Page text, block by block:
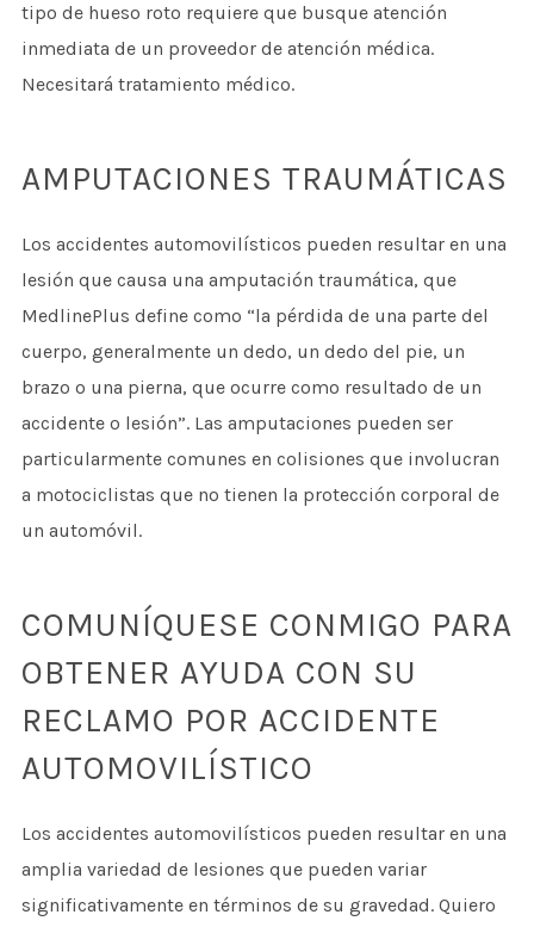
tipo de hueso roto requiere que busque atención
inmediata de un proveedor de atención médica.
Necesitará tratamiento médico.
AMPUTACIONES TRAUMÁTICAS
Los accidentes automovilísticos pueden resultar en una
lesión que causa una amputación traumática, que
MedlinePlus define como “la pérdida de una parte del
cuerpo, generalmente un dedo, un dedo del pie, un
brazo o una pierna, que ocurre como resultado de un
accidente o lesión”. Las amputaciones pueden ser
particularmente comunes en colisiones que involucran
a motociclistas que no tienen la protección corporal de
un automóvil.
COMUNÍQUESE CONMIGO PARA
OBTENER AYUDA CON SU
RECLAMO POR ACCIDENTE
AUTOMOVILÍSTICO
Los accidentes automovilísticos pueden resultar en una
amplia variedad de lesiones que pueden variar
significativamente en términos de su gravedad. Quiero